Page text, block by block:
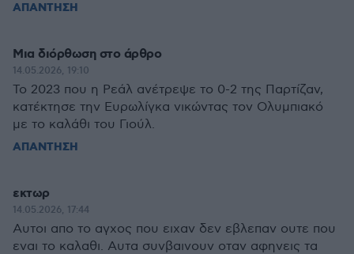
ΑΠΑΝΤΗΣΗ
Μια διόρθωση στο άρθρο
14.05.2026, 19:10
Το 2023 που η Ρεάλ ανέτρεψε το 0-2 της Παρτίζαν,
κατέκτησε την Ευρωλίγκα νικώντας τον Ολυμπιακό
με το καλάθι του Γιούλ.
ΑΠΑΝΤΗΣΗ
εκτωρ
14.05.2026, 17:44
Αυτοι απο το αγχος που ειχαν δεν εβλεπαν ουτε που
εναι το καλαθι. Αυτα συνβαινουν οταν αφηνεις τα